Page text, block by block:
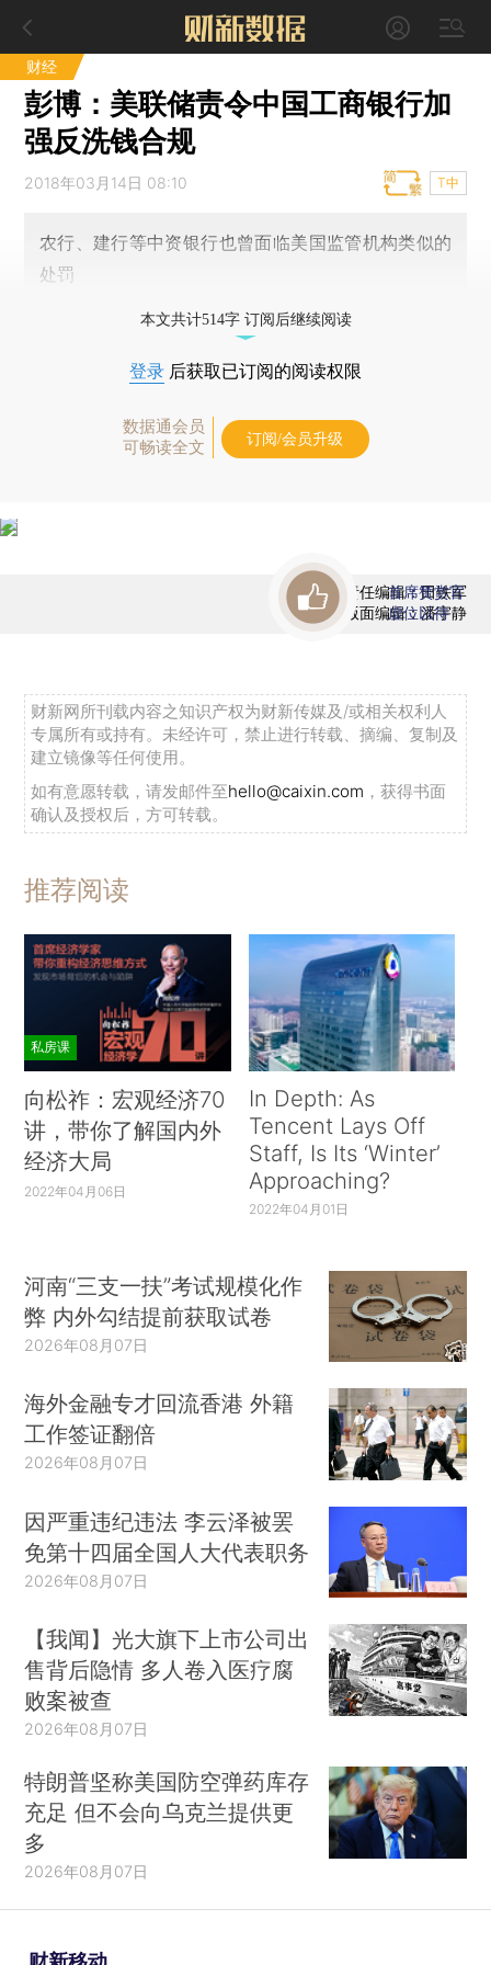
财经
彭博：美联储责令中国工商银行加
强反洗钱合规
2018年03月14日 08:10 T中
农行、建行等中资银行也曾面临美国监管机构类似的
处罚
本文共计514字 订阅后继续阅读
登录 后获取已订阅的阅读权限
数据通会员
可畅读全文
订阅/会员升级
责任编辑：田铁军
版面编辑：潘宇静
首席赞赏官
虚位以待
财新网所刊载内容之知识产权为财新传媒及/或相关权利人
专属所有或持有。未经许可，禁止进行转载、摘编、复制及
建立镜像等任何使用。
如有意愿转载，请发邮件至hello@caixin.com ，获得书面
确认及授权后，方可转载。
推荐阅读
私房课
向松祚：宏观经济70
讲，带你了解国内外
经济大局
2022年04月06日
In Depth: As
Tencent Lays Off
Staff, Is Its ‘Winter’
Approaching?
2022年04月01日
河南“三支一扶”考试规模化作
弊 内外勾结提前获取试卷
2026年08月07日
海外金融专才回流香港 外籍
工作签证翻倍
2026年08月07日
因严重违纪违法 李云泽被罢
免第十四届全国人大代表职务
2026年08月07日
【我闻】光大旗下上市公司出
售背后隐情 多人卷入医疗腐
败案被查
2026年08月07日
特朗普坚称美国防空弹药库存
充足 但不会向乌克兰提供更
多
2026年08月07日